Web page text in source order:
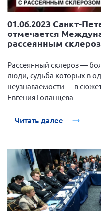
01.06.2023 Санкт-
отмечается
рассеянным
Рассеянный склероз —
люди, судьба которых в
неузнаваемости — в
Евгения Голанцева
Читать далее